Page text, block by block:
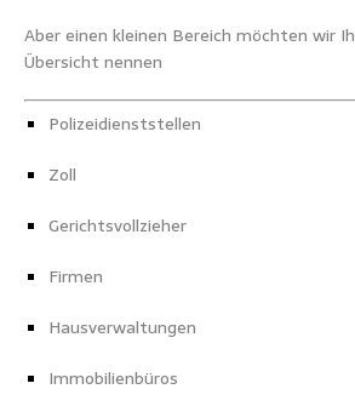
Aber einen kleinen Bereich möchten wir
Übersicht nennen
Polizeidienststellen
Zoll
Gerichtsvollzieher
Firmen
Hausverwaltungen
Immobilienbüros